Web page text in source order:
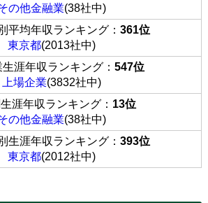
の他金融業(38社中)
平均年収ランキング：361位
東京都(2013社中)
生涯年収ランキング：547位
上場企業(3832社中)
涯年収ランキング： 13位
の他金融業(38社中)
生涯年収ランキング：393位
東京都(2012社中)